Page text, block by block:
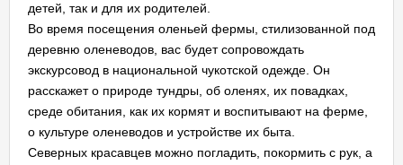
детей, так и для их родителей.
Во время посещения оленьей фермы, стилизованной под
деревню оленеводов, вас будет сопровождать
экскурсовод в национальной чукотской одежде. Он
расскажет о природе тундры, об оленях, их повадках,
среде обитания, как их кормят и воспитывают на ферме,
о культуре оленеводов и устройстве их быта.
Северных красавцев можно погладить, покормить с рук, а